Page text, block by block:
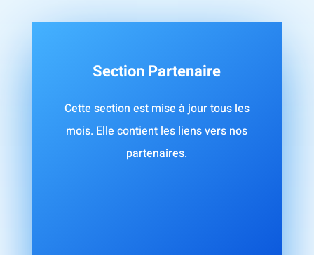
Section Partenaire
Cette section est mise à jour tous les
mois. Elle contient les liens vers nos
partenaires.